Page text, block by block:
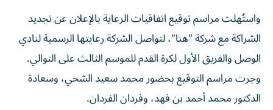
واستُهلت مراسم توقيع اتفاقيات الرعاية بالإعلان عن تجديد
الشراكة مع شركة "هنا"، لتواصل الشركة رعايتها الرسمية لنادي
الوصل والفريق الأول لكرة القدم للموسم الثالث على التوالي.
وجرت مراسم التوقيع بحضور محمد سعيد الشحي، وسعادة
الدكتور محمد أحمد بن فهد، وفردان الفردان.